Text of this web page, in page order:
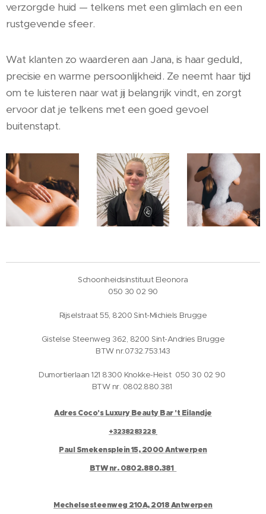
verzorgde huid — telkens met een glimlach en een
rustgevende sfeer.
Wat klanten zo waarderen aan Jana, is haar geduld,
precisie en warme persoonlijkheid. Ze neemt haar tijd
om te luisteren naar wat jij belangrijk vindt, en zorgt
ervoor dat je telkens met een goed gevoel
buitenstapt.
Schoonheidsinstituut Eleonora
050 30 02 90
Rijselstraat 55, 8200 Sint-Michiels Brugge
Gistelse Steenweg 362, 8200 Sint-Andries Brugge
BTW nr.0732.753.143
Dumortierlaan 121 8300 Knokke-Heist 050 30 02 90
BTW nr. 0802.880.381
Adres Coco's Luxury Beauty Bar 't Eilandje
+3238283228
Paul Smekensplein 15, 2000 Antwerpen
BTW nr. 0802.880.381
Mechelsesteenweg 210A, 2018 Antwerpen